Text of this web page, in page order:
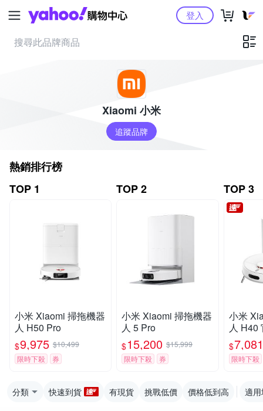
Yahoo購物中心登入
Xiaomi 小米
追蹤品牌
熱銷排行榜
TOP 1
小米 Xiaomi 掃拖機器
人 H50 Pro
$9,975 $10,499
限時下殺
券
TOP 2
小米 Xiaomi 掃拖機器
人 5 Pro
$15,200 $15,999
限時下殺
券
TOP 3
小米
人 H40
$7,081
限時下殺
分類 快速到貨 有現貨 挑戰低價 價格低到高 適